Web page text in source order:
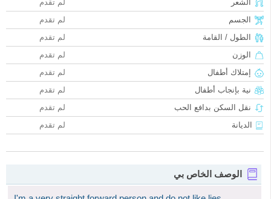
الشعر
لم تقدم
الجسم
لم تقدم
الطول / القامة
لم تقدم
الوزن
لم تقدم
إمتلاك أطفال
لم تقدم
نية بإنجاب أطفال
لم تقدم
نقل السكن بدافع الحب
لم تقدم
الديانة
لم تقدم
الوصف الخاص بي